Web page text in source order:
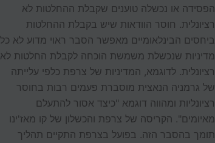
הפסידה או נכשלה טוענים שקבלת ההחלטות לא
רציונלית. חוסר הוודאות שיש בקבלת ההחלטות
ביחסים הבינלאומיים מאפשר הסבר ראוי מדוע לא כל
מדיניות שנכשלת משמשת הוכחה לקבלת החלטות לא
רציונלית. לדוגמא, המדיניות של צרפת כלפי עלייתה
של גרמניה הנאצית מוסברת פעמים רבות בחוסר
רציונליות ומהווה דוגמא "כיצד אסור להתעלם
מאיומים". הקריסה של צרפת והכשלון של קו מאז'ינו
תומך בהסבר הזה. בפועל בצרפת התקיים תהליך